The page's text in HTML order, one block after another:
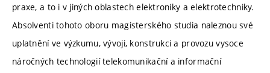
praxe, a to i v jiných oblastech elektroniky a elektrotechniky.
Absolventi tohoto oboru magisterského studia naleznou své
uplatnění ve výzkumu, vývoji, konstrukci a provozu vysoce
náročných technologií telekomunikační a informační